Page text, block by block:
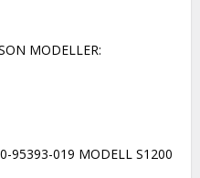
MODELLER:
95393-019 MODELL S1200